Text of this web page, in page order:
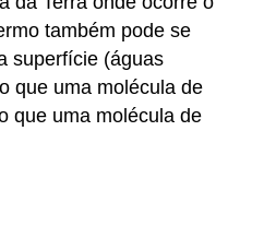
também pode se
superfície (águas
que uma molécula de
que uma molécula de